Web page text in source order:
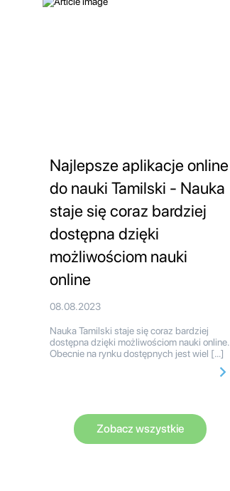
Najlepsze aplikacje online
do nauki Tamilski - Nauka
staje się coraz bardziej
dostępna dzięki
możliwościom nauki
online
08.08.2023
Nauka Tamilski staje się coraz bardziej
dostępna dzięki możliwościom nauki online.
Obecnie na rynku dostępnych jest wiel […]
Zobacz wszystkie